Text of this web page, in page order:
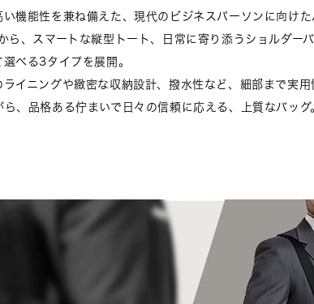
機能性を兼ね備えた、現代のビジネスパーソンに向けた
ら、スマートな縦型トート、日常に寄り添うショルダー
べる3タイプを展開。
イニングや緻密な収納設計、撥水性など、細部まで実用
、品格ある佇まいで日々の信頼に応える、上質なバッグ